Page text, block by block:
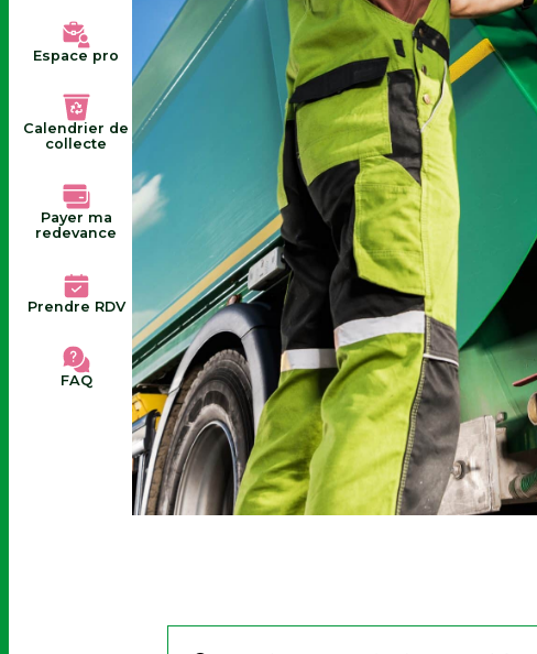
Espace pro
Calendrier de
collecte
Payer ma
redevance
Prendre RDV
FAQ